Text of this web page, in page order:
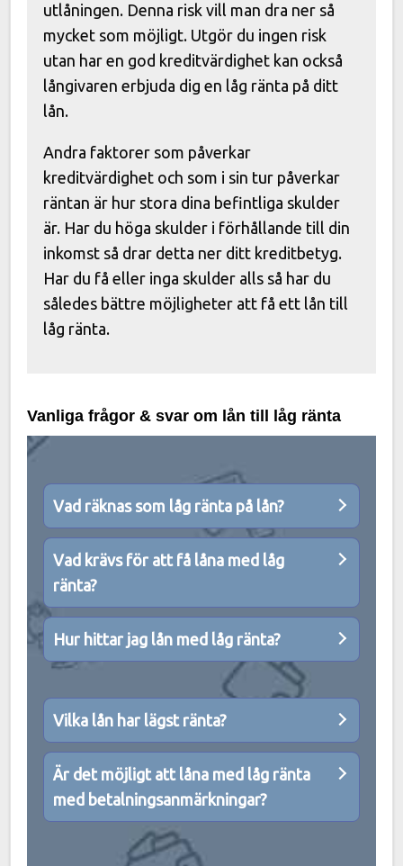
utlåningen. Denna risk vill man dra ner så
mycket som möjligt. Utgör du ingen risk
utan har en god kreditvärdighet kan också
långivaren erbjuda dig en låg ränta på ditt
lån.
Andra faktorer som påverkar
kreditvärdighet och som i sin tur påverkar
räntan är hur stora dina befintliga skulder
är. Har du höga skulder i förhållande till din
inkomst så drar detta ner ditt kreditbetyg.
Har du få eller inga skulder alls så har du
således bättre möjligheter att få ett lån till
låg ränta.
Vanliga frågor & svar om lån till låg ränta
Vad räknas som låg ränta på lån?
Vad krävs för att få låna med låg
ränta?
Hur hittar jag lån med låg ränta?
Vilka lån har lägst ränta?
Är det möjligt att låna med låg ränta
med betalningsanmärkningar?